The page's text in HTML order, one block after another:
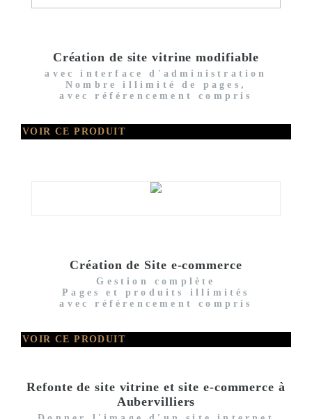
Création de site vitrine modifiable
avec interface d'administration
Nombre illimité de pages,
avec référencement compris
VOIR CE PRODUIT
Création de Site e-commerce
Gestion complète
Pages et produits illimités
avec référencement compris
VOIR CE PRODUIT
Refonte de site vitrine et site e-commerce à
Aubervilliers